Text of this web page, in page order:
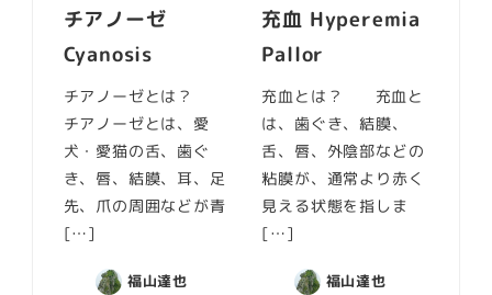
チアノーゼ
Cyanosis
チアノーゼとは？
チアノーゼとは、愛
犬・愛猫の舌、歯ぐ
き、唇、結膜、耳、足
先、爪の周囲などが青
[…]
福山達也
充血 Hyperemia
Pallor
充血とは？ 充血と
は、歯ぐき、結膜、
舌、唇、外陰部などの
粘膜が、通常より赤く
見える状態を指しま
[…]
福山達也